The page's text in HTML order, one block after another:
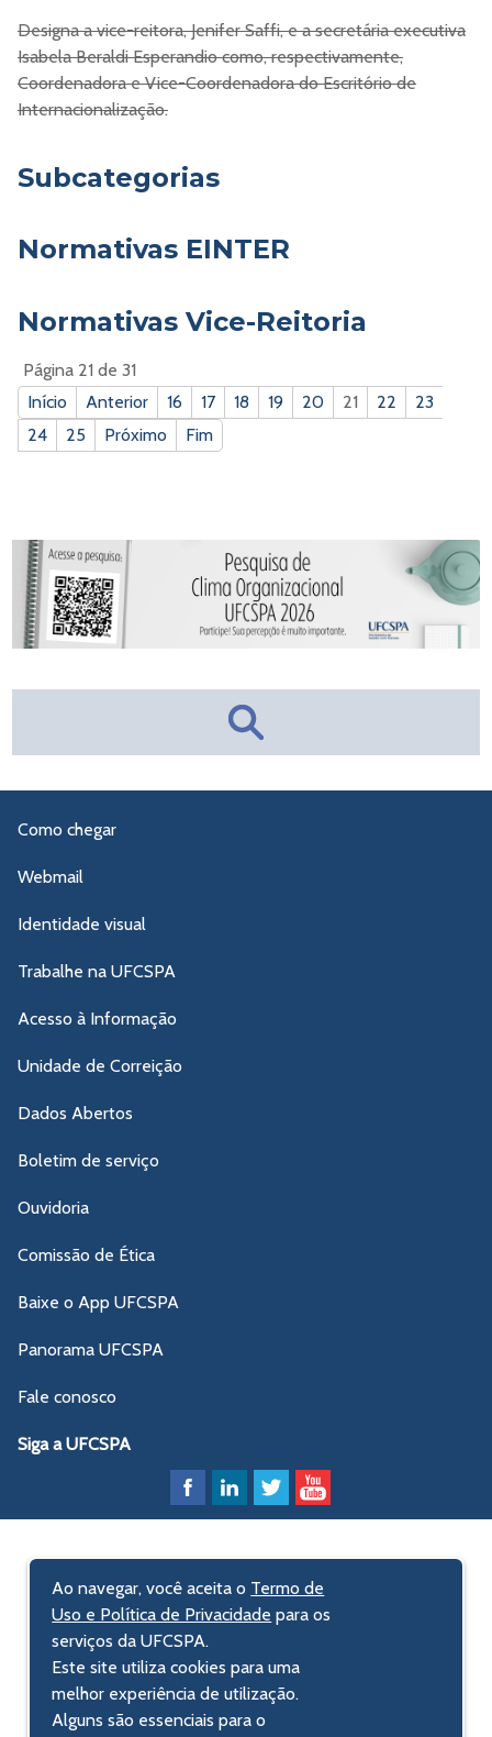
Designa a vice-reitora, Jenifer Saffi, e a secretária executiva
Isabela Beraldi Esperandio como, respectivamente,
Coordenadora e Vice-Coordenadora do Escritório de
Internacionalização.
Subcategorias
Normativas EINTER
Normativas Vice-Reitoria
Página 21 de 31
Início
Anterior 16 17 18 19 20 21 22
23
24
25 Próximo Fim
Como chegar
Webmail
Identidade visual
Trabalhe na UFCSPA
Acesso à Informação
Unidade de Correição
Dados Abertos
Boletim de serviço
Ouvidoria
Comissão de Ética
Baixe o App UFCSPA
Panorama UFCSPA
Fale conosco
Siga a UFCSPA
Ao navegar, você aceita o Termo de
Uso e Política de Privacidade para os
serviços da UFCSPA.
Este site utiliza cookies para uma
melhor experiência de utilização.
Alguns são essenciais para o